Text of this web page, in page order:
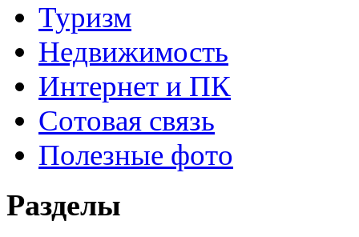
Туризм
Недвижимость
Интернет и ПК
Сотовая связь
Полезные фото
Разделы